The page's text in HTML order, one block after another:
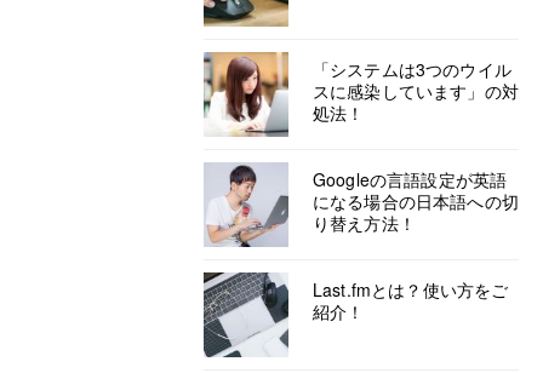
「システムは3つのウイル
スに感染しています」の対
処法！
Googleの言語設定が英語
になる場合の日本語への切
り替え方法！
Last.fmとは？使い方をご
紹介！